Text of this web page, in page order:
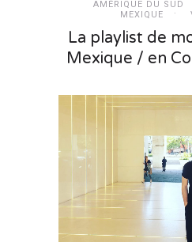
AMÉRIQUE DU SUD
MEXIQUE
La playlist de
Mexique / en